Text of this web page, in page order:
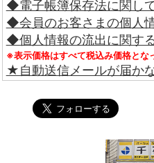
◆電子帳簿保存法に関し
◆会員のお客さまの個人
◆個人情報の流出に関す
※表示価格はすべて税込み価格とな
★自動送信メールが届か